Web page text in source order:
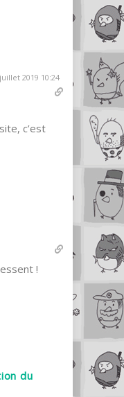
2019 10:24
c’est
!
du